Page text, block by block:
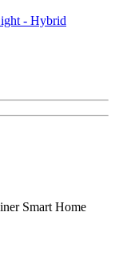
- Hybrid
Smart Home